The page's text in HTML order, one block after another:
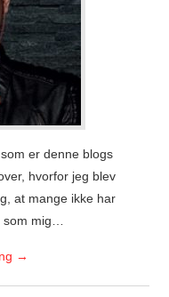
er denne blogs
hvorfor jeg blev
at mange ikke har
mig…
→